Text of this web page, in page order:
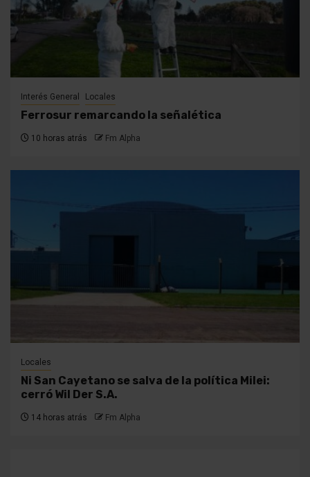
Interés General Locales
Ferrosur remarcando la señalética
10 horas atrás Fm Alpha
Locales
Ni San Cayetano se salva de la política Milei:
cerró Wil Der S.A.
14 horas atrás Fm Alpha